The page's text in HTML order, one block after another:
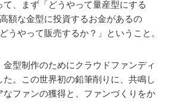
て、まず「どうやって量産型にする
額な金型に投資するお金があるの
うやって販売するか？」ということ。
金型制作のためにクラウドファンディ
た。この世界初の鉛筆削りに、共鳴し
なファンの獲得と、ファンづくりをか